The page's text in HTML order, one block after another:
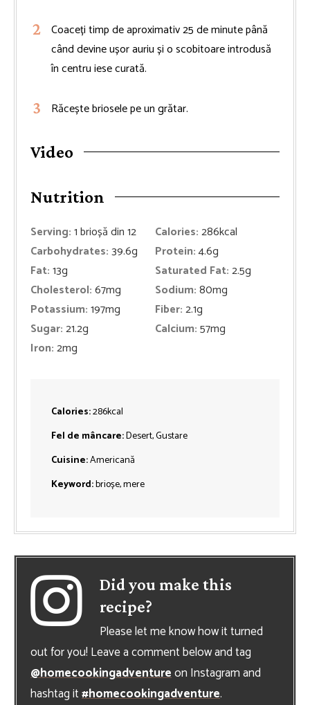
Coaceți timp de aproximativ 25 de minute până
când devine ușor auriu și o scobitoare introdusă
în centru iese curată.
Răcește briosele pe un grătar.
Video
Nutrition
Serving:1brioșă din 12 Calories:286kcal
Carbohydrates:39.6g Protein:4.6g
Fat:13g Saturated Fat:2.5g
Cholesterol:67mg Sodium:80mg
Potassium:197mg Fiber:2.1g
Sugar:21.2g Calcium:57mg
Iron:2mg
Calories:286kcal
Fel de mâncare:Desert, Gustare
Cuisine:Americană
Keyword:brioșe, mere
Did you make this
recipe?
Please let me know how it turned
out for you! Leave a comment below and tag
@homecookingadventureon Instagram and
hashtag it#homecookingadventure.